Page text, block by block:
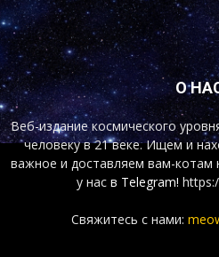
О
Веб-издание космического
человеку в 21 веке. Ищем и
важное и доставляем вам-
у нас в Telegram!
Свяжитесь с нами: